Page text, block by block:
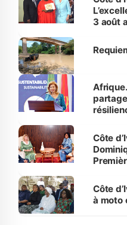
3 août
Côte
Côte
à moto